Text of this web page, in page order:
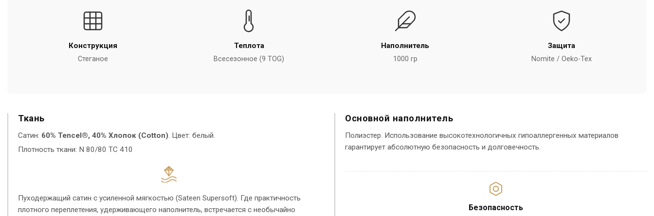
Конструкция
Стеганое
Теплота
Всесезонное (9 TOG)
Наполнитель
1000 гр
Защита
Nomite / Oeko-Tex
Ткань
Сатин: 60% Tencel®, 40% Хлопок (Cotton). Цвет: белый.
Плотность ткани: N 80/80 TC 410
Пуходержащий сатин с усиленной мягкостью (Sateen Supersoft). Где практичность
плотного переплетения, удерживающего наполнитель, встречается с необычайно
Основной наполнитель
Полиэстер. Использование высокотехнологичных гипоаллергенных материалов
гарантирует абсолютную безопасность и долговечность.
Безопасность